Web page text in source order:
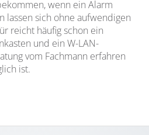
wenn ein Alarm
lassen sich ohne aufwendigen
reicht häufig schon ein
und ein W-LAN-
vom Fachmann erfahren
ist.